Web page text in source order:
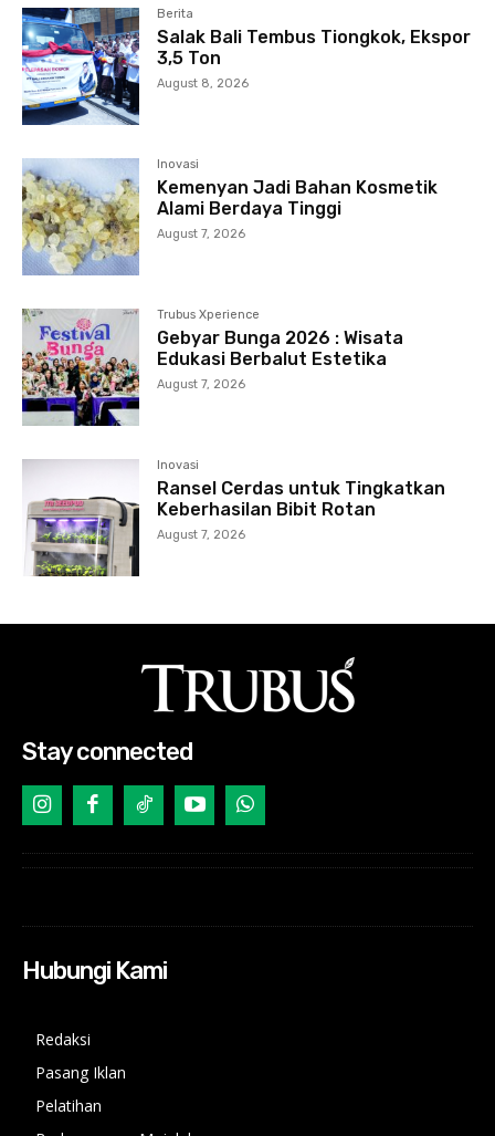
Berita
Salak Bali Tembus Tiongkok, Ekspor
3,5 Ton
August 8, 2026
Inovasi
Kemenyan Jadi Bahan Kosmetik
Alami Berdaya Tinggi
August 7, 2026
Trubus Xperience
Gebyar Bunga 2026 : Wisata
Edukasi Berbalut Estetika
August 7, 2026
Inovasi
Ransel Cerdas untuk Tingkatkan
Keberhasilan Bibit Rotan
August 7, 2026
Stay connected
Hubungi Kami
Redaksi
Pasang Iklan
Pelatihan